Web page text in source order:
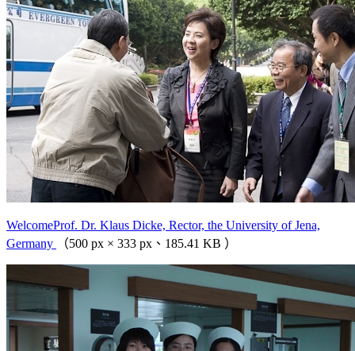
WelcomeProf. Dr. Klaus Dicke, Rector, the University of Jena,
Germany
（500 px × 333 px、185.41 KB ）